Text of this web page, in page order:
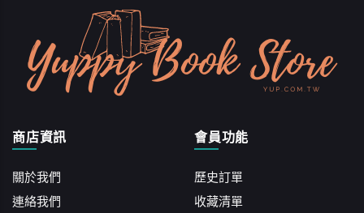
商店資訊
關於我們
連絡我們
會員功能
歷史訂單
收藏清單